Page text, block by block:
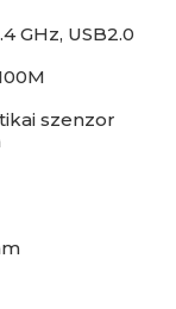
GHz, USB2.0
szenzor